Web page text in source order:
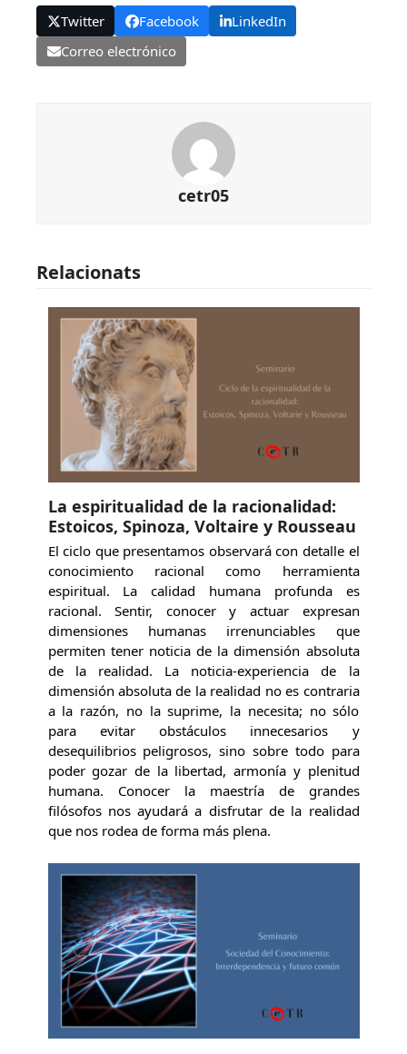
Twitter Facebook
LinkedIn
Correo electrónico
cetr05
Relacionats
La espiritualidad de la racionalidad:
Estoicos, Spinoza, Voltaire y Rousseau
El ciclo que presentamos observará con detalle el
conocimiento racional como herramienta
espiritual. La calidad humana profunda es
racional. Sentir, conocer y actuar expresan
dimensiones humanas irrenunciables que
permiten tener noticia de la dimensión absoluta
de la realidad. La noticia-experiencia de la
dimensión absoluta de la realidad no es contraria
a la razón, no la suprime, la necesita; no sólo
para evitar obstáculos innecesarios y
desequilibrios peligrosos, sino sobre todo para
poder gozar de la libertad, armonía y plenitud
humana. Conocer la maestría de grandes
filósofos nos ayudará a disfrutar de la realidad
que nos rodea de forma más plena.